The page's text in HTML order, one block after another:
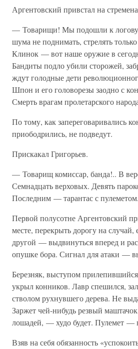
Аргентовский привстал на
— Товарищи! Мы подошли к
шума не поднимать, стрелять
Клинок — вот наше оружие в
Бандиты подло убили сторожей,
ждут голодные дети
Шпон и его головорезы заодно с
Смерть врагам пролетарского
По тому, как запереговаривались
приободрились, не подведут.
Прискакал Григорьев.
— Товарищ комиссар, банда!.. В
Семнадцать верховых. Девять
Последним — тарантас с пулеметом.
Первой полусотне Аргентовский
месте, перекрыть дорогу на случай,
другой — выдвинуться вперед и
опушке бора. Сигнал для атаки —
Березняк, выступом
укрыл конников. Лавр спешился,
стволом рухнувшего дерева. Не
Заржет чей-нибудь резвый
лошадей, — худо будет. Пулемет —
Взяв на себя обязанность